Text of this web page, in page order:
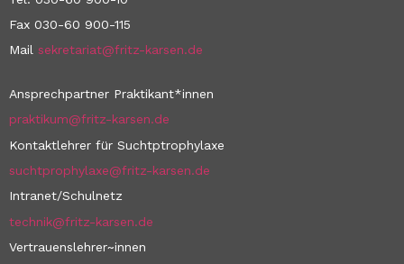
Fax 030-60 900-115
Mail sekretariat@fritz-karsen.de
Ansprechpartner Praktikant*innen
praktikum@fritz-karsen.de
Kontaktlehrer für Suchtptrophylaxe
suchtprophylaxe@fritz-karsen.de
Intranet/Schulnetz
technik@fritz-karsen.de
Vertrauenslehrer~innen